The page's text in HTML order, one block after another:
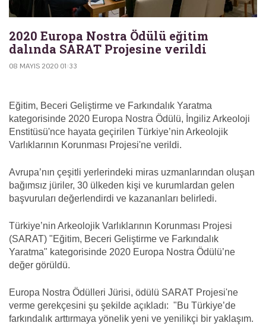
2020 Europa Nostra Ödülü eğitim
dalında SARAT Projesine verildi
08 MAYIS 2020 01:33
Eğitim, Beceri Geliştirme ve Farkındalık Yaratma
kategorisinde 2020 Europa Nostra Ödülü, İngiliz Arkeoloji
Enstitüsü'nce hayata geçirilen Türkiye’nin Arkeolojik
Varlıklarının Korunması Projesi'ne verildi.
Avrupa’nın çeşitli yerlerindeki miras uzmanlarından oluşan
bağımsız jüriler, 30 ülkeden kişi ve kurumlardan gelen
başvuruları değerlendirdi ve kazananları belirledi.
Türkiye’nin Arkeolojik Varlıklarının Korunması Projesi
(SARAT) "Eğitim, Beceri Geliştirme ve Farkındalık
Yaratma" kategorisinde 2020 Europa Nostra Ödülü’ne
değer görüldü.
Europa Nostra Ödülleri Jürisi, ödülü SARAT Projesi'ne
verme gerekçesini şu şekilde açıkladı: "Bu Türkiye’de
farkındalık arttırmaya yönelik yeni ve yenilikçi bir yaklaşım.